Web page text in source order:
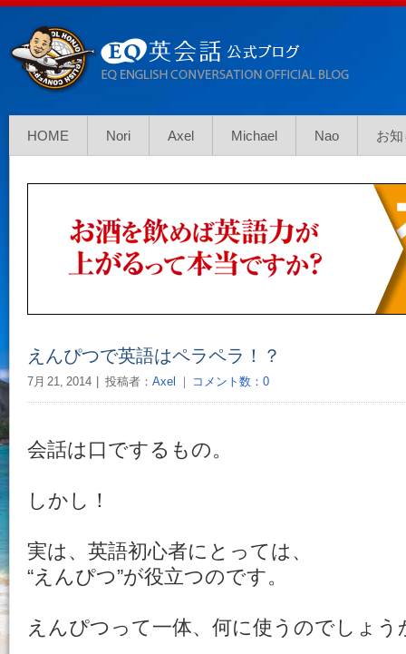
HOME Nori Axel Michael Nao お
えんぴつで英語はペラペラ！？
7月 21, 2014 投稿者：Axel ｜ コメント数：0
会話は口でするもの。
しかし！
実は、英語初心者にとっては、
“えんぴつ”が役立つのです。
えんぴつって一体、何に使うのでしょう